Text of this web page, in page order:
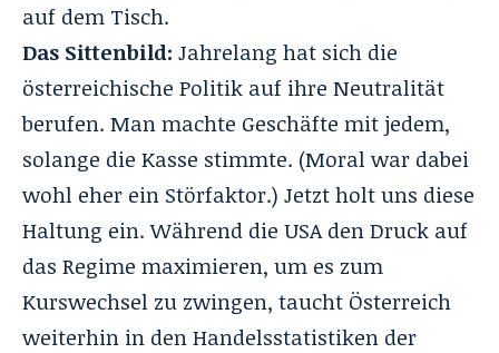
auf dem Tisch.
Das Sittenbild: Jahrelang hat sich die
österreichische Politik auf ihre Neutralität
berufen. Man machte Geschäfte mit jedem,
solange die Kasse stimmte. (Moral war dabei
wohl eher ein Störfaktor.) Jetzt holt uns diese
Haltung ein. Während die USA den Druck auf
das Regime maximieren, um es zum
Kurswechsel zu zwingen, taucht Österreich
weiterhin in den Handelsstatistiken der